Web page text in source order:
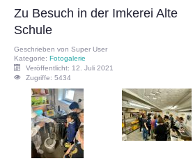
Lehrerkollegium
Schulkonferenz
FÖRDERVEREIN
Initiative
Zu Besuch in der Imkerei Alte
Schule
Geschrieben von Super User
Kategorie: Fotogalerie
Veröffentlicht: 12. Juli 2021
Zugriffe: 5434